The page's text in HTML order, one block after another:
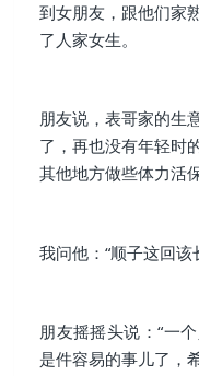
到女朋友，跟他们家
了人家女生。
朋友说，表哥家的生
了，再也没有年轻时
其他地方做些体力活
我问他：“顺子这回
朋友摇摇头说：“一
是件容易的事儿了，